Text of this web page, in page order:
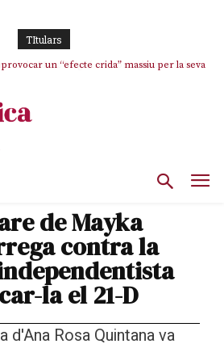
TItulars
un “efecte crida” massiu per la seva
de Marc Puigtió a Girona: desbandada de
de Mayka
contra la
la el 21-D
d'Ana Rosa Quintana va